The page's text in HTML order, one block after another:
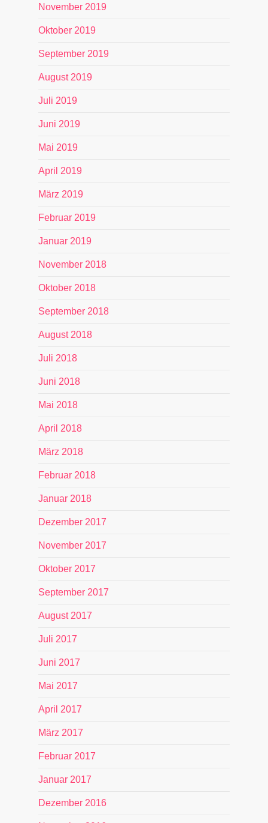
November 2019
Oktober 2019
September 2019
August 2019
Juli 2019
Juni 2019
Mai 2019
April 2019
März 2019
Februar 2019
Januar 2019
November 2018
Oktober 2018
September 2018
August 2018
Juli 2018
Juni 2018
Mai 2018
April 2018
März 2018
Februar 2018
Januar 2018
Dezember 2017
November 2017
Oktober 2017
September 2017
August 2017
Juli 2017
Juni 2017
Mai 2017
April 2017
März 2017
Februar 2017
Januar 2017
Dezember 2016